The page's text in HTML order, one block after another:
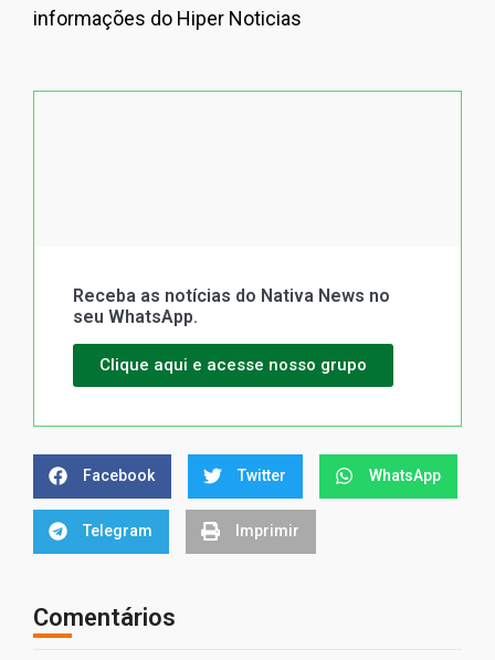
informações do Hiper Noticias
Receba as notícias do Nativa News no
seu WhatsApp.
Clique aqui e acesse nosso grupo
Facebook Twitter WhatsApp
Telegram Imprimir
Comentários